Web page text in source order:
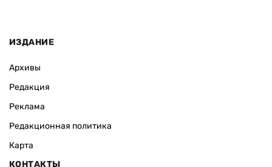
ИЗДАНИЕ
Архивы
Редакция
Реклама
Редакционная политика
Карта
КОНТАКТЫ